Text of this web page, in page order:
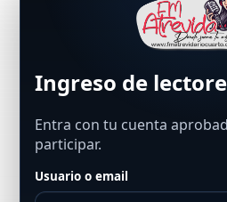
Ingreso de
Entra con tu cuenta
participar.
Usuario o email